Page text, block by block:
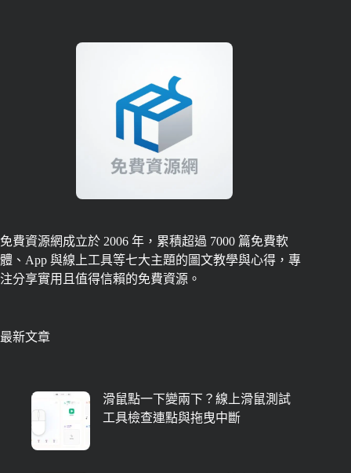
免費資源網成立於 2006 年，累積超過 7000 篇免費軟
體、App 與線上工具等七大主題的圖文教學與心得，專
注分享實用且值得信賴的免費資源。
最新文章
滑鼠點一下變兩下？線上滑鼠測試
工具檢查連點與拖曳中斷